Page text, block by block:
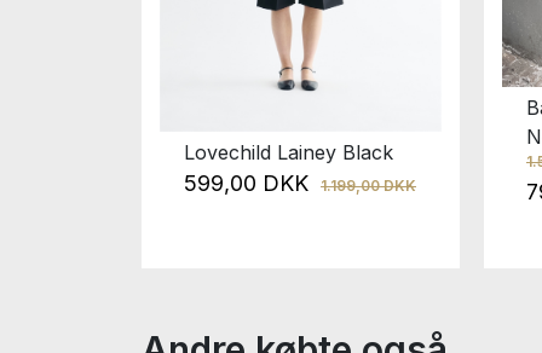
Lovechild Lainey Black
1.199,00 DKK
599,00 DKK